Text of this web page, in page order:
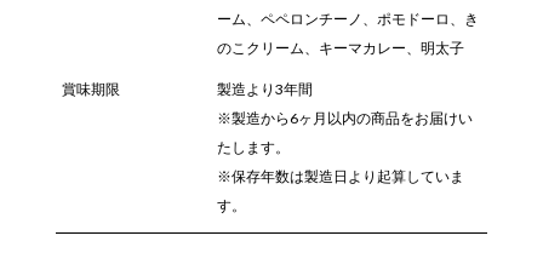
ーム、ペペロンチーノ、ポモドーロ、き
のこクリーム、キーマカレー、明太子
賞味期限
製造より3年間
※製造から6ヶ月以内の商品をお届けい
たします。
※保存年数は製造日より起算していま
す。